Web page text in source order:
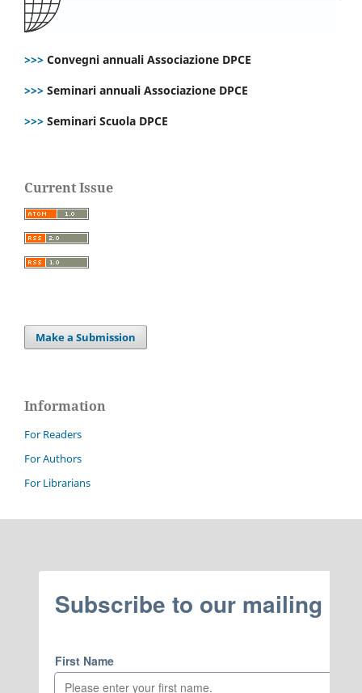
>>> Convegni annuali Associazione DPCE
>>> Seminari annuali Associazione DPCE
>>> Seminari Scuola DPCE
Current Issue
Make a Submission
Information
For Readers
For Authors
For Librarians